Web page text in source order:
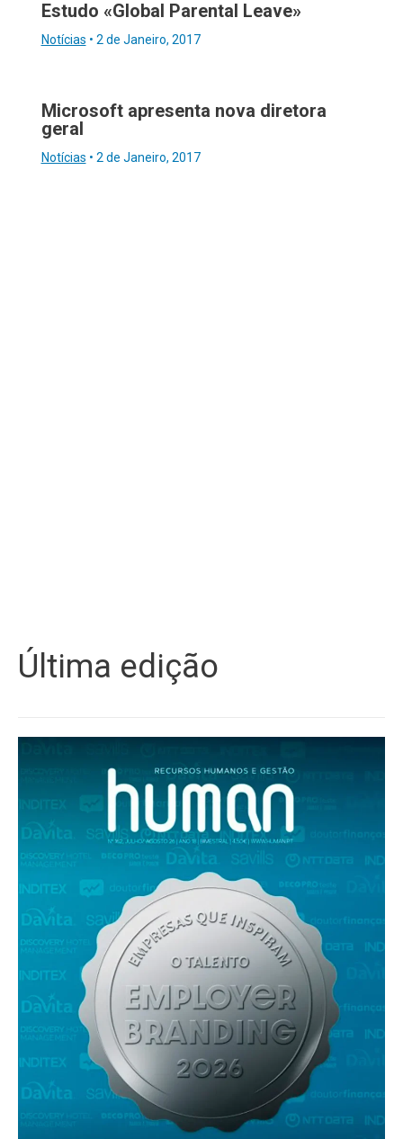
Estudo «Global Parental Leave»
Notícias • 2 de Janeiro, 2017
Microsoft apresenta nova diretora
geral
Notícias • 2 de Janeiro, 2017
Última edição